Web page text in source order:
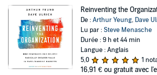
Reinventing the
De :Arthur Yeung, Dave
Lu par :Steve Menasche
Durée : 9 h et 44 min
Langue : Anglais
5,0
1
16,91 € ou gratuit avec